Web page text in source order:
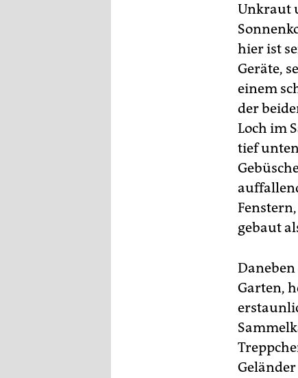
Unkraut
hier ist
Geräte,
einem
der
Loch im
tief
gebaut
Garten,